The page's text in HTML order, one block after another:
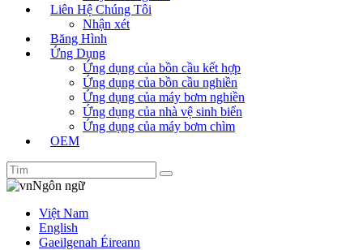
Liên Hệ Chúng Tôi
Nhận xét
Băng Hình
Ứng Dụng
Ứng dụng của bồn cầu kết hợp
Ứng dụng của bồn cầu nghiền
Ứng dụng của máy bơm nghiền
Ứng dụng của nhà vệ sinh biển
Ứng dụng của máy bơm chìm
OEM
Ngôn ngữ
Việt Nam
English
Gaeilgenah Éireann